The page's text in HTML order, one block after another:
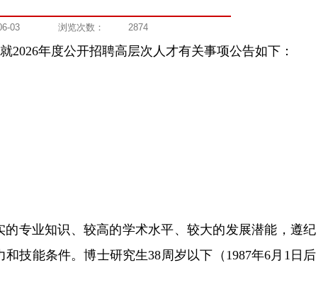
03 浏览次数： 2874
年度公开招聘高层次人才有关事项公告如下：
专业知识、较高的学术水平、较大的发展潜能，遵纪
技能条件。博士研究生38周岁以下（1987年6月1日后